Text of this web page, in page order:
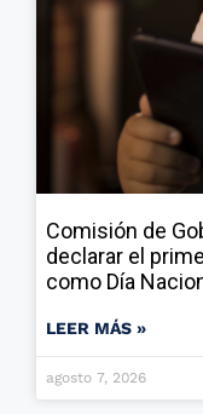
Comisión de
declarar el
como Día
LEER MÁS »
agosto 7, 2026